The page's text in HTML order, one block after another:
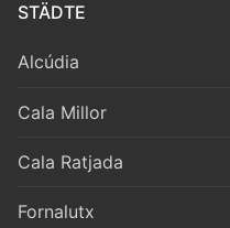
STÄDTE
Alcúdia
Cala Millor
Cala Ratjada
Fornalutx